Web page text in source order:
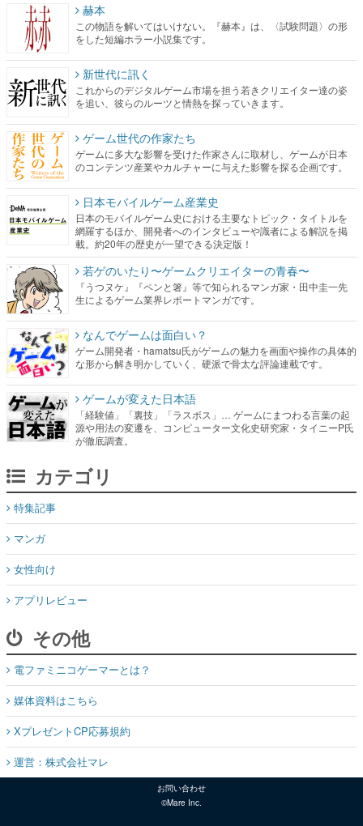
赫本
この物語を解いてはいけない。『赫本』は、〈試験問題〉の形
をした短編ホラー小説集です。
新世代に訊く
これからのデジタルゲーム市場を担う若きクリエイター達の姿
を追い、彼らのルーツと情熱を探っていきます。
ゲーム世代の作家たち
ゲームに多大な影響を受けた作家さんに取材し、ゲームが日本
のコンテンツ産業やカルチャーに与えた影響を探る企画です。
日本モバイルゲーム産業史
日本のモバイルゲーム史における主要なトピック・タイトルを
網羅するほか、開発者へのインタビューや識者による解説を掲
載。約20年の歴史が一望できる決定版！
若ゲのいたり〜ゲームクリエイターの青春〜
『うつヌケ』『ペンと箸』等で知られるマンガ家・田中圭一先
生によるゲーム業界レポートマンガです。
なんでゲームは面白い？
ゲーム開発者・hamatsu氏がゲームの魅力を画面や操作の具体的
な形から解き明かしていく、硬派で骨太な評論連載です。
ゲームが変えた日本語
「経験値」「裏技」「ラスボス」… ゲームにまつわる言葉の起
源や用法の変遷を、コンピューター文化史研究家・タイニーP氏
が徹底調査。
カテゴリ
特集記事
マンガ
女性向け
アプリレビュー
その他
電ファミニコゲーマーとは？
媒体資料はこちら
XプレゼントCP応募規約
運営：株式会社マレ
お問い合わせ
©Mare Inc.